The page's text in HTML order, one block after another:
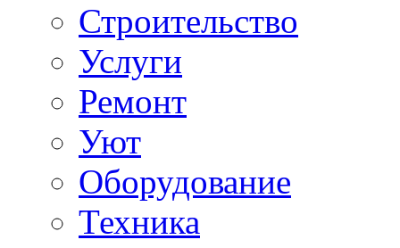
Строительство
Услуги
Ремонт
Уют
Оборудование
Техника